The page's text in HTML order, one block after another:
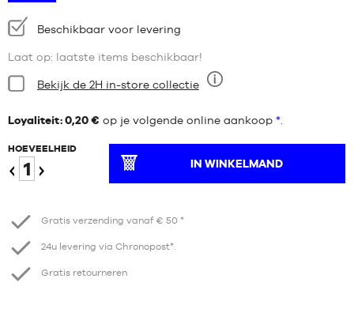
Beschikbaarheid:
Beschikbaar voor levering
Laat op: laatste items beschikbaar!
Staat:
Negen
Bekijk de 2H in-store collectie
Loyaliteit: 0,20 € op je volgende online aankoop *
HOEVEELHEID
IN WINKELMAND
Gratis verzending vanaf € 50 *
24u levering via Chronopost*.
Gratis retourneren